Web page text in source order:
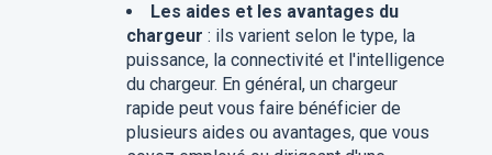
Les aides et les avantages du
chargeur : ils varient selon le type, la
puissance, la connectivité et l'intelligence
du chargeur. En général, un chargeur
rapide peut vous faire bénéficier de
plusieurs aides ou avantages, que vous